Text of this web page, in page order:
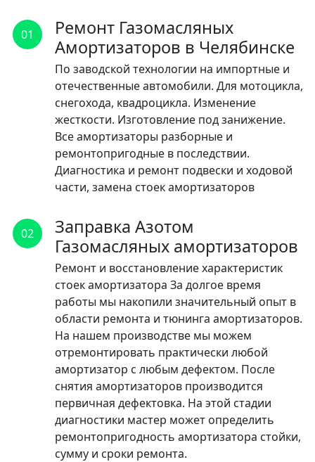
импортные и
отечественные
автомобили.
ЧИТАТЬ
01
Ремонт Газомасляных
Амортизаторов в Челябинске
По заводской технологии на импортные и
отечественные автомобили. Для мотоцикла,
снегохода, квадроцикла. Изменение
жесткости. Изготовление под занижение.
Все амортизаторы разборные и
ремонтопригодные в последствии.
Диагностика и ремонт подвески и ходовой
части, замена стоек амортизаторов
02
Заправка Азотом
Газомасляных амортизаторов
Ремонт и восстановление характеристик
стоек амортизатора За долгое время
работы мы накопили значительный опыт в
области ремонта и тюнинга амортизаторов.
На нашем производстве мы можем
отремонтировать практически любой
амортизатор с любым дефектом. После
снятия амортизаторов производится
первичная дефектовка. На этой стадии
диагностики мастер может определить
ремонтопригодность амортизатора стойки,
сумму и сроки ремонта.